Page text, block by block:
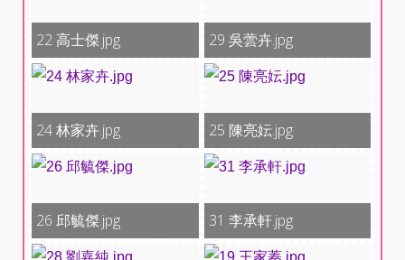
22 高士傑.jpg 29 吳蕓卉.jpg
24 林家卉.jpg 25 陳亮妘.jpg
26 邱毓傑.jpg 31 李承軒.jpg